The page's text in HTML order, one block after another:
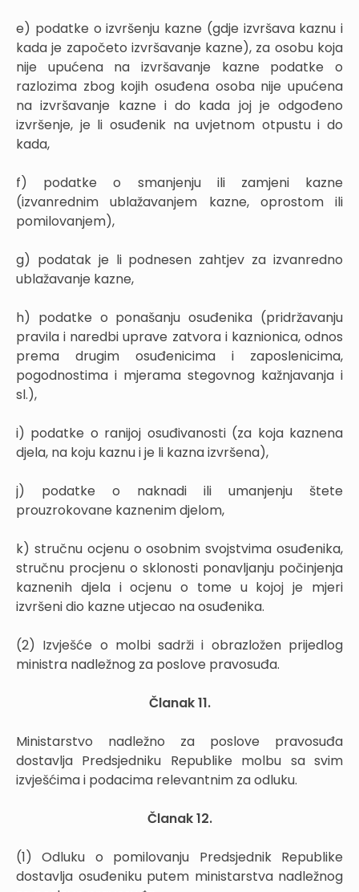
e) podatke o izvršenju kazne (gdje izvršava kaznu i
kada je započeto izvršavanje kazne), za osobu koja
nije upućena na izvršavanje kazne podatke o
razlozima zbog kojih osuđena osoba nije upućena
na izvršavanje kazne i do kada joj je odgođeno
izvršenje, je li osuđenik na uvjetnom otpustu i do
kada,
f) podatke o smanjenju ili zamjeni kazne
(izvanrednim ublažavanjem kazne, oprostom ili
pomilovanjem),
g) podatak je li podnesen zahtjev za izvanredno
ublažavanje kazne,
h) podatke o ponašanju osuđenika (pridržavanju
pravila i naredbi uprave zatvora i kaznionica, odnos
prema drugim osuđenicima i zaposlenicima,
pogodnostima i mjerama stegovnog kažnjavanja i
sl.),
i) podatke o ranijoj osuđivanosti (za koja kaznena
djela, na koju kaznu i je li kazna izvršena),
j) podatke o naknadi ili umanjenju štete
prouzrokovane kaznenim djelom,
k) stručnu ocjenu o osobnim svojstvima osuđenika,
stručnu procjenu o sklonosti ponavljanju počinjenja
kaznenih djela i ocjenu o tome u kojoj je mjeri
izvršeni dio kazne utjecao na osuđenika.
(2) Izvješće o molbi sadrži i obrazložen prijedlog
ministra nadležnog za poslove pravosuđa.
Članak 11.
Ministarstvo nadležno za poslove pravosuđa
dostavlja Predsjedniku Republike molbu sa svim
izvješćima i podacima relevantnim za odluku.
Članak 12.
(1) Odluku o pomilovanju Predsjednik Republike
dostavlja osuđeniku putem ministarstva nadležnog